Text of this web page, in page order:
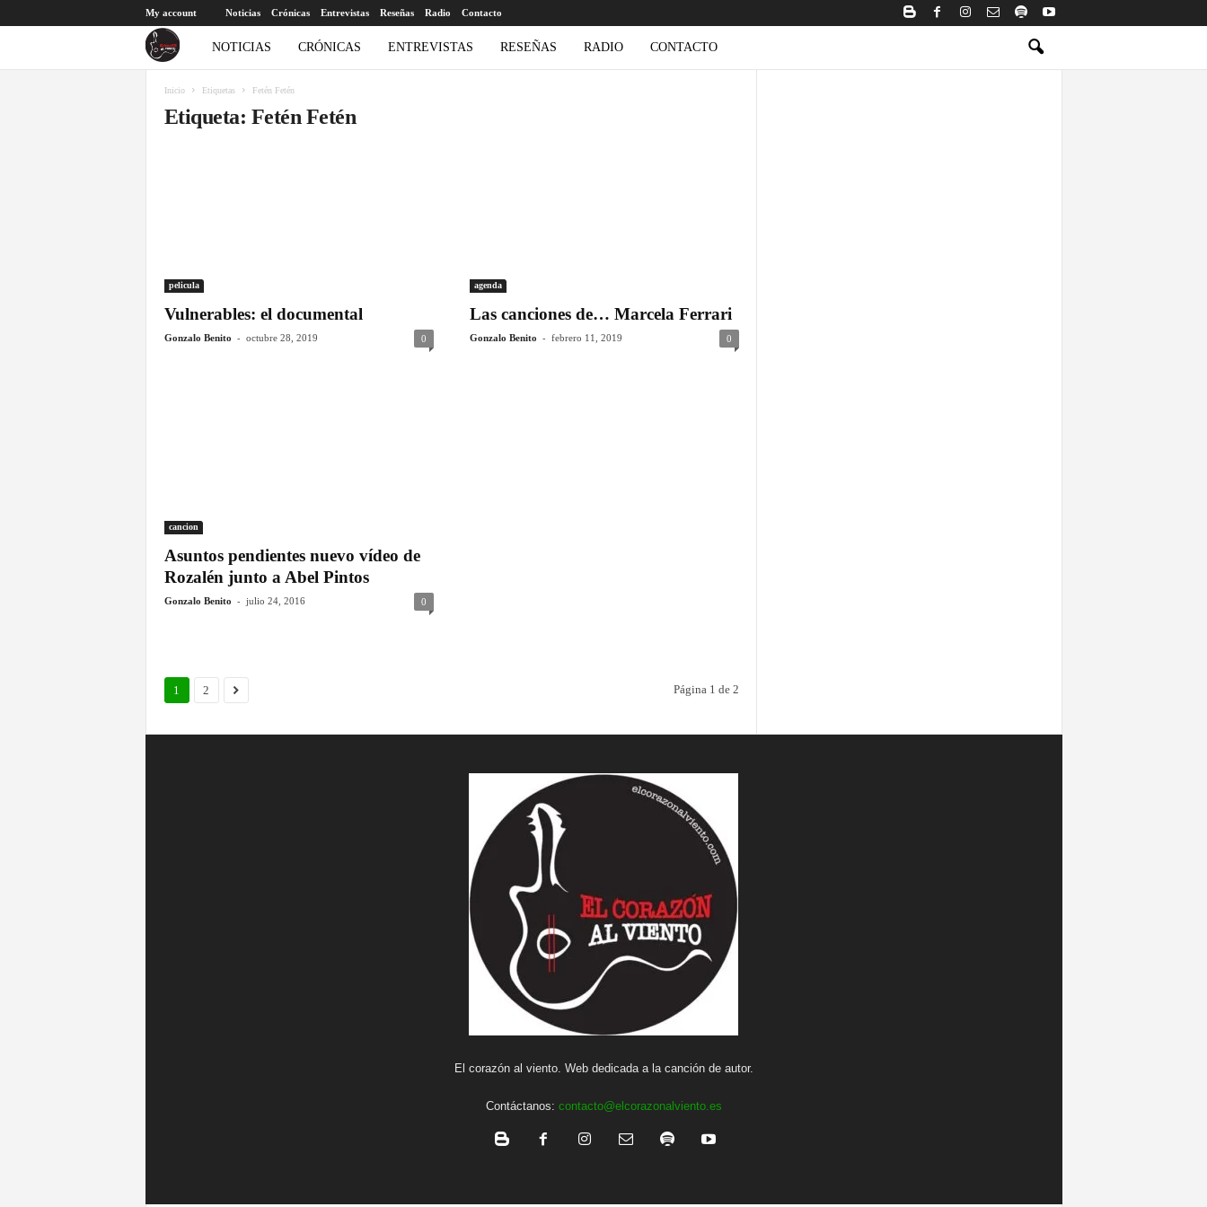
My account Noticias Crónicas Entrevistas Reseñas Radio Contacto
c
z
ó
i
e
n
o
NOTICIAS CRÓNICAS ENTREVISTAS RESEÑAS RADIO CONTACTO
Inicio Etiquetas Fetén Fetén
Etiqueta: Fetén Fetén
pelicula
Vulnerables: el documental
Gonzalo Benito - octubre 28, 2019 0
agenda
Las canciones de… Marcela Ferrari
Gonzalo Benito - febrero 11, 2019 0
cancion
Asuntos pendientes nuevo vídeo de
Rozalén junto a Abel Pintos
Gonzalo Benito - julio 24, 2016 0
1 2 Página 1 de 2
El corazón al viento. Web dedicada a la canción de autor.
Contáctanos: contacto@elcorazonalviento.es